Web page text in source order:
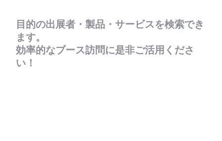
目的の出展者・製品・サービスを検索でき
ます。
効率的なブース訪問に是非ご活用くださ
い！